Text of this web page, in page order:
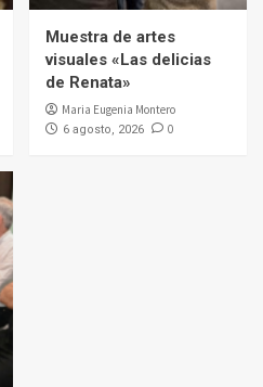
Muestra de artes
visuales «Las delicias
de Renata»
Maria Eugenia Montero
6 agosto, 2026 0